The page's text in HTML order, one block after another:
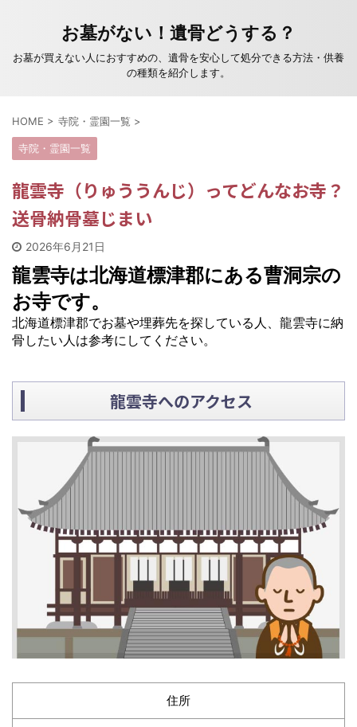
お墓がない！遺骨どうする？
お墓が買えない人におすすめの、遺骨を安心して処分できる方法・供養
の種類を紹介します。
HOME > 寺院・霊園一覧 >
寺院・霊園一覧
龍雲寺（りゅううんじ）ってどんなお寺？
送骨納骨墓じまい
2026年6月21日
龍雲寺は北海道標津郡にある曹洞宗の
お寺です。
北海道標津郡でお墓や埋葬先を探している人、龍雲寺に納
骨したい人は参考にしてください。
龍雲寺へのアクセス
住所